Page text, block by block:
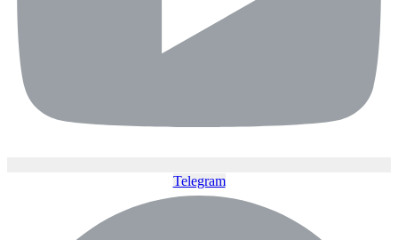
Telegram